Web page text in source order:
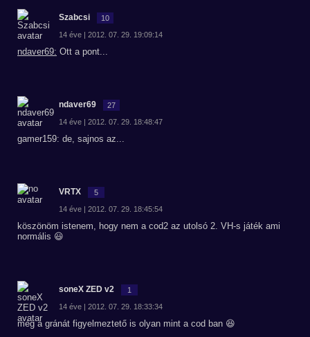
Szabcsi 10
14 éve | 2012. 07. 29. 19:09:14
ndaver69: Ott a pont...
ndaver69 27
14 éve | 2012. 07. 29. 18:48:47
gamer159: de, sajnos az...
VRTX 5
14 éve | 2012. 07. 29. 18:45:54
köszönöm istenem, hogy nem a cod2 az utolsó 2. VH-s játék ami
normális 😃
soneX ZED v2 1
14 éve | 2012. 07. 29. 18:33:34
még a gránát figyelmeztető is olyan mint a cod ban 😆